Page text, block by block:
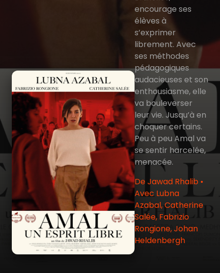
encourage ses
élèves à
s’exprimer
librement. Avec
ses méthodes
pédagogiques
audacieuses et son
enthousiasme, elle
va bouleverser
leur vie. Jusqu’à en
choquer certains.
Peu à peu Amal va
se sentir harcelée,
menacée.
De Jawad Rhalib •
Avec Lubna
Azabal, Catherine
Salée, Fabrizio
Rongione, Johan
Heldenbergh